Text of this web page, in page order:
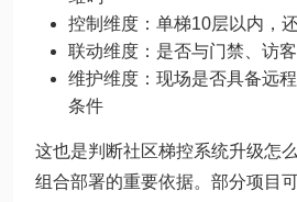
控制维度：单梯10层以内，
联动维度：是否与门禁、访
维护维度：现场是否具备远
条件
这也是判断社区梯控系统升级怎
组合部署的重要依据。部分项目